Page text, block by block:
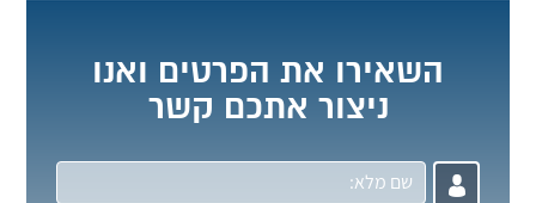
השאירו את הפרטים ואנו
ניצור אתכם קשר